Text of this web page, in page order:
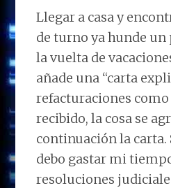
Llegar a casa y
de turno ya hunde un
la vuelta de
añade una “carta
refacturaciones como
recibido, la cosa se
continuación la carta.
debo gastar mi
resoluciones